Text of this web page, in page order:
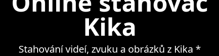
Kika
Stahování videí, zvuku a obrázků z Kika *